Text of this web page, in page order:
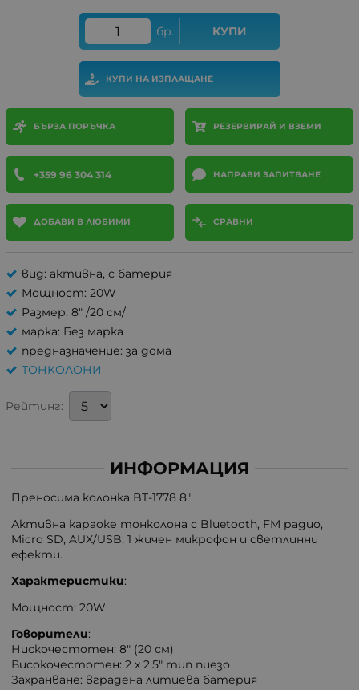
бр. КУПИ
КУПИ НА ИЗПЛАЩАНЕ
БЪРЗА ПОРЪЧКА РЕЗЕРВИРАЙ И ВЗЕМИ
+359 96 304 314 НАПРАВИ ЗАПИТВАНЕ
ДОБАВИ В ЛЮБИМИ СРАВНИ
вид: активна, с батерия
Мощност: 20W
Размер: 8" /20 см/
марка: Без марка
предназначение: за дома
ТОНКОЛОНИ
Рейтинг:
ИНФОРМАЦИЯ
Преносима колонка BT-1778 8"
Активна караоке тонколона с Bluetooth, FM радио,
Micro SD, AUX/USB, 1 жичен микрофон и светлинни
ефекти.
Характеристики:
Мощност: 20W
Говорители:
Нискочестотен: 8" (20 см)
Високочестотен: 2 x 2.5" тип пиезо
Захранване: вградена литиева батерия